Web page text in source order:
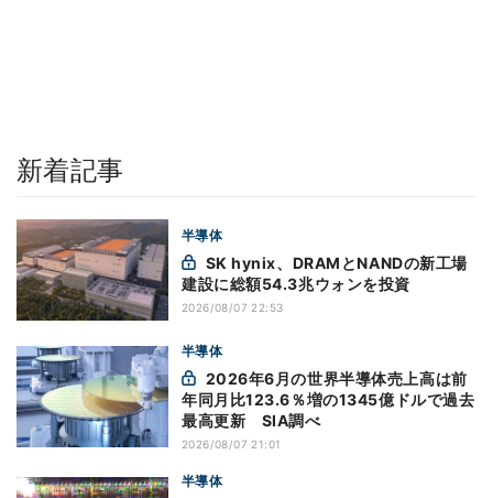
新着記事
半導体
建設に総額54.3兆ウォンを投資
2026/08/07 22:53
半導体
年同月比123.6％増の1345億ドルで過去
最高更新 SIA調べ
2026/08/07 21:01
半導体